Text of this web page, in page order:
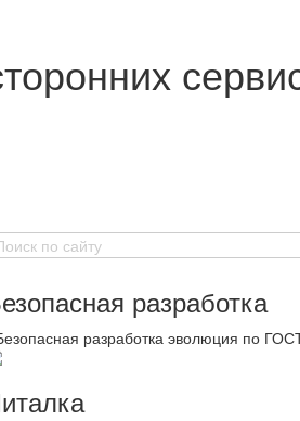
разработка
разработка эволюция по